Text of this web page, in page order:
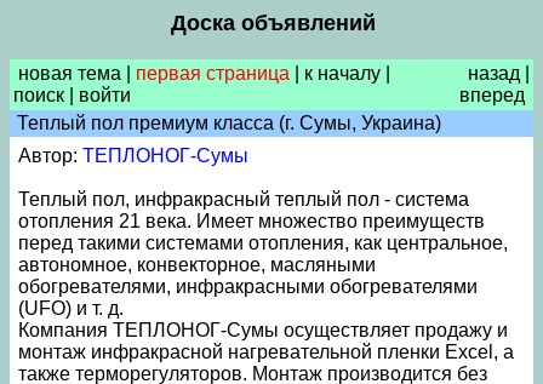
Доска объявлений
новая тема первая страница к началу
поиск
войти
назад
вперед
Теплый пол премиум класса (г. Сумы, Украина)
Автор: ТЕПЛОНОГ-Сумы
Теплый пол, инфракрасный теплый пол - система
отопления 21 века. Имеет множество преимуществ
перед такими системами отопления, как центральное,
автономное, конвекторное, масляными
обогревателями, инфракрасными обогревателями
(UFO) и т. д.
Компания ТЕПЛОНОГ-Сумы осуществляет продажу и
монтаж инфракрасной нагревательной пленки Excel, а
также терморегуляторов. Монтаж производится без